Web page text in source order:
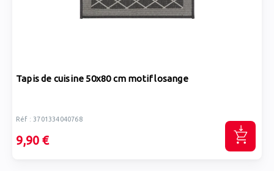
Tapis de cuisine 50x80 cm motif losange
Réf : 3701334040768
9,90 €